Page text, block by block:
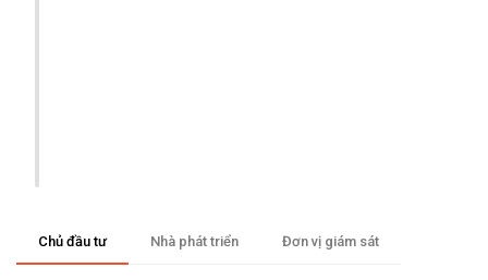
Chủ đầu tư Nhà phát triển Đơn vị giám sát